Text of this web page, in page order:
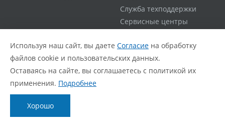
Служба техподдержки
Сервисные центры
Расширенная гарантия
Статус ремонта
FAQ
О компании
Используя наш сайт, вы даете Согласие на обработку
файлов cookie и пользовательских данных.
Оставаясь на сайте, вы соглашаетесь с политикой их
применения. Подробнее
Хорошо